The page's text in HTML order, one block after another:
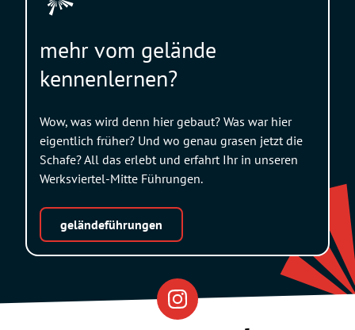
mehr vom gelände
kennenlernen?
Wow, was wird denn hier gebaut? Was war hier
eigentlich früher? Und wo genau grasen jetzt die
Schafe? All das erlebt und erfahrt Ihr in unseren
Werksviertel-Mitte Führungen.
geländeführungen